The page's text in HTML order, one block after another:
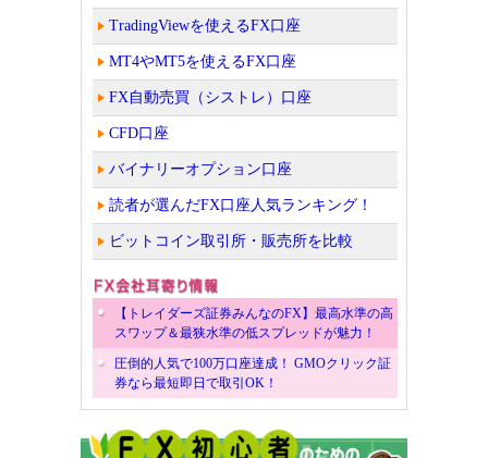
TradingViewを使えるFX口座
MT4やMT5を使えるFX口座
FX自動売買（シストレ）口座
CFD口座
バイナリーオプション口座
読者が選んだFX口座人気ランキング！
ビットコイン取引所・販売所を比較
【トレイダーズ証券みんなのFX】最高水準の高
スワップ＆最狭水準の低スプレッドが魅力！
圧倒的人気で100万口座達成！ GMOクリック証
券なら最短即日で取引OK！